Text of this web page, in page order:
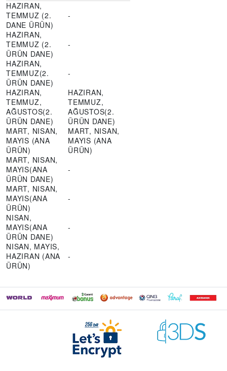
HAZIRAN,
TEMMUZ (2.
DANE ÜRÜN)
-
HAZIRAN,
TEMMUZ (2.
ÜRÜN DANE)
-
HAZIRAN,
TEMMUZ(2.
ÜRÜN DANE)
-
HAZIRAN,
TEMMUZ,
AĞUSTOS(2.
ÜRÜN DANE)
HAZIRAN,
TEMMUZ,
AĞUSTOS(2.
ÜRÜN DANE)
MART, NISAN,
MAYIS (ANA
ÜRÜN)
MART, NISAN,
MAYIS (ANA
ÜRÜN)
MART, NISAN,
MAYIS(ANA
ÜRÜN DANE)
-
MART, NISAN,
MAYIS(ANA
ÜRÜN)
-
NISAN,
MAYIS(ANA
ÜRÜN DANE)
-
NISAN, MAYIS,
HAZIRAN (ANA
ÜRÜN)
-